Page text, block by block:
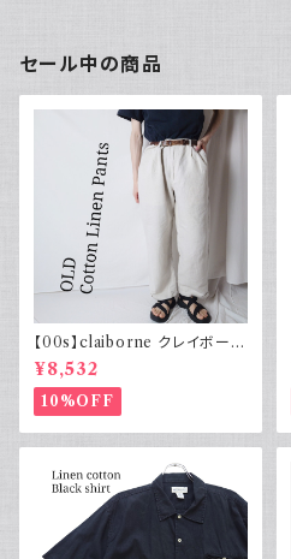
セール中の商品
【00s】claiborne クレイボーン
リネンコットンパンツ ツータック
¥8,532
10%OFF